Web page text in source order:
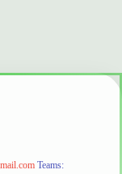
Teams: